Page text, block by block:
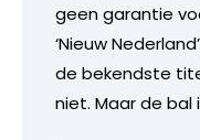
geen garantie
‘Nieuw
de bekendste
niet. Maar de bal